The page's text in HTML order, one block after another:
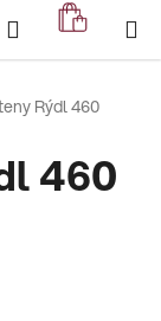
Hledat
KOŠÍK
Rýdl 460
460